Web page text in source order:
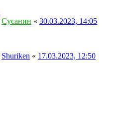
Сусанин « 30.03.2023, 14:05
Shuriken « 17.03.2023, 12:50